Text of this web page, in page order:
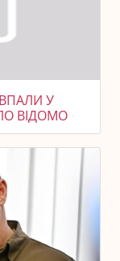
У
ВІДОМО